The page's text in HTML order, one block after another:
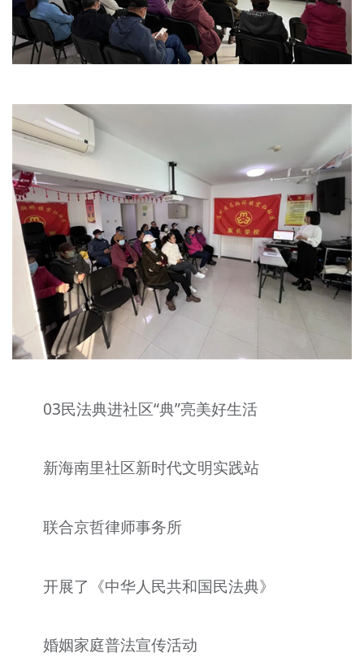
03民法典进社区“典”亮美好生活
新海南里社区新时代文明实践站
联合京哲律师事务所
开展了《中华人民共和国民法典》
婚姻家庭普法宣传活动